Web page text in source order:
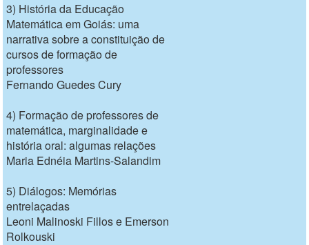
3) História da Educação
Matemática em Goiás: uma
narrativa sobre a constituição de
cursos de formação de
professores
Fernando Guedes Cury
4) Formação de professores de
matemática, marginalidade e
história oral: algumas relações
Maria Ednéia Martins-Salandim
5) Diálogos: Memórias
entrelaçadas
Leoni Malinoski Fillos e Emerson
Rolkouski